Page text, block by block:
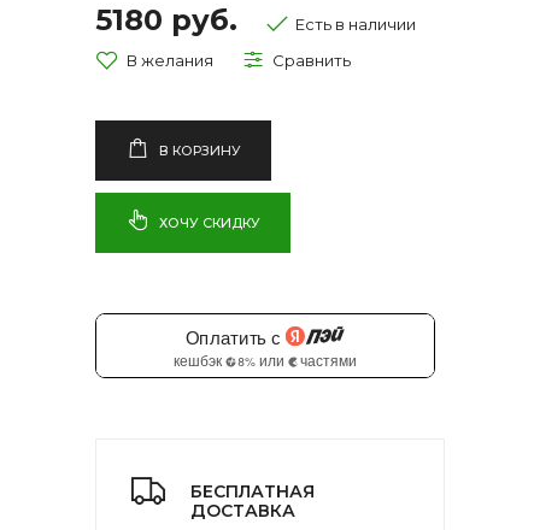
5180 руб. Есть в наличии
В КОРЗИНУ
ХОЧУ СКИДКУ
БЕСПЛАТНАЯ
ДОСТАВКА